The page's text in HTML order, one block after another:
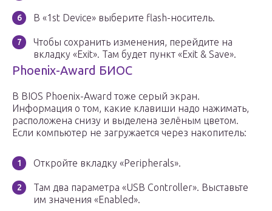
В «1st Device» выберите flash-носитель.
Чтобы сохранить изменения, перейдите на
вкладку «Exit». Там будет пункт «Exit & Save».
Phoenix-Award БИОС
В BIOS Phoenix-Award тоже серый экран.
Информация о том, какие клавиши надо нажимать,
расположена снизу и выделена зелёным цветом.
Если компьютер не загружается через накопитель:
Откройте вкладку «Peripherals».
Там два параметра «USB Controller». Выставьте
им значения «Enabled».